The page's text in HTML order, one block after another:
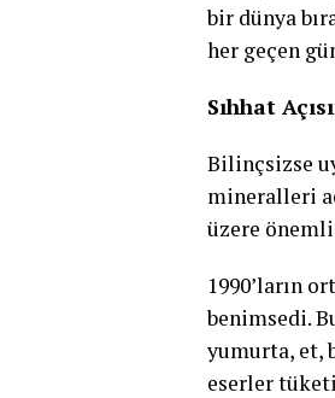
bir dünya
her geçen
Sıhhat
Bilinçsizse
mineralleri
üzere
1990’ların
benimsedi.
yumurta, et,
eserler